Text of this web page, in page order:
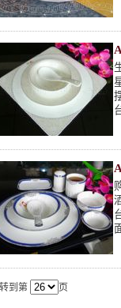
转到第 页